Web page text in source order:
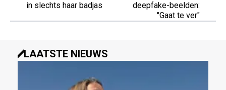
in slechts haar badjas
deepfake-beelden:
"Gaat te ver"
LAATSTE NIEUWS